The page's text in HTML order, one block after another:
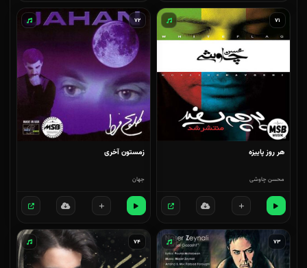
۷۱
هر روز پاییزه
محسن چاوشی
۷۲
زمستون آخری
جهان
۷۳ ۷۴